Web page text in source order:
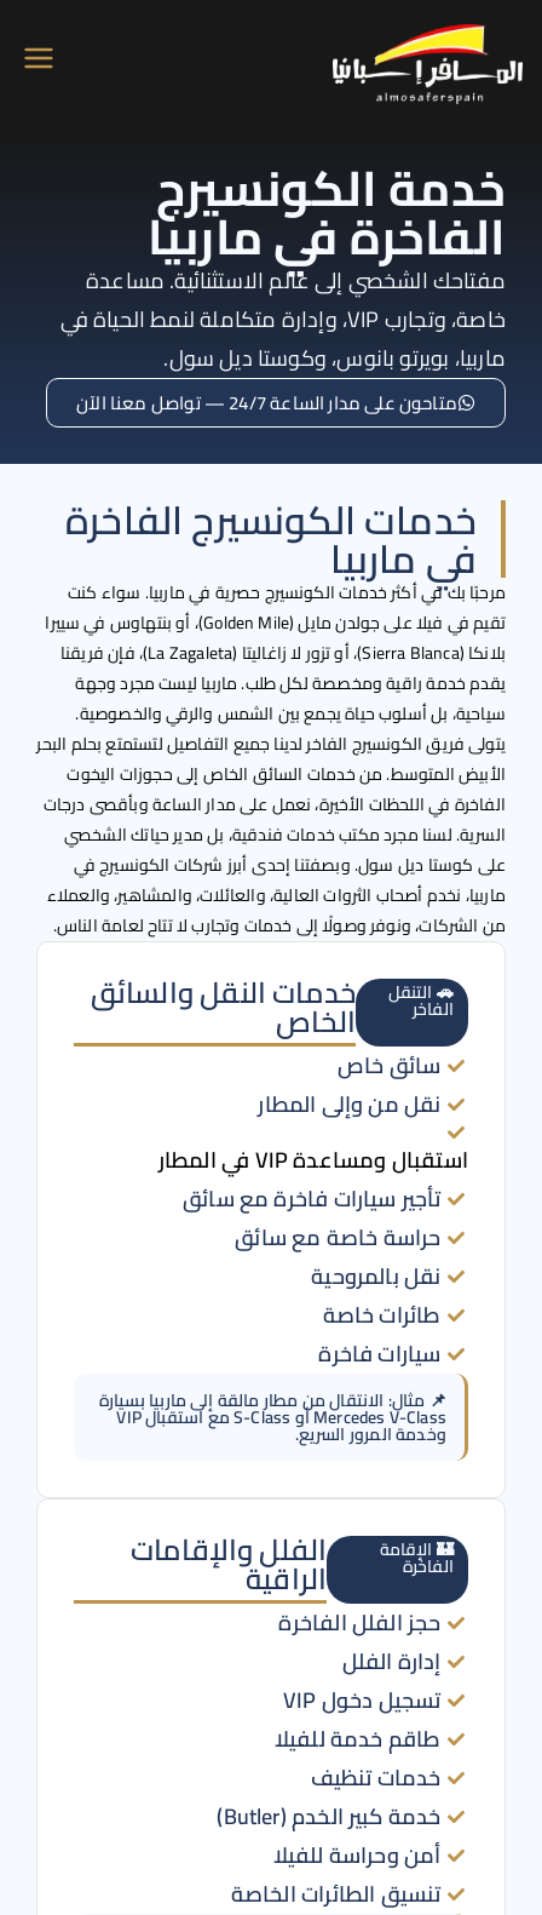
المسافر اسبانيا
تاجير سيارات وفلل بكل مدن اسبانيا
الكونسيرج
في ماربيا
الشخصي إلى عالم الاستثنائية. مساعدة
خاصة، وتجارب VIP، وإدارة متكاملة لنمط الحياة في
بويرتو بانوس، وكوستا ديل سول.
متاحون على مدار الساعة 24/7 — تواصل معنا الآن
خدمات الكونسيرج الفاخرة
في ماربيا
بك في أكثر خدمات الكونسيرج حصرية في ماربيا. سواء كنت
تقيم في فيلا على جولدن مايل (Golden Mile)، أو بنتهاوس في سييرا
بلانكا (Sierra Blanca)، أو تزور لا زاغاليتا (La Zagaleta)، فإن فريقنا
خدمة راقية ومخصصة لكل طلب. ماربيا ليست مجرد وجهة
بل أسلوب حياة يجمع بين الشمس والرقي والخصوصية.
فريق الكونسيرج الفاخر لدينا جميع التفاصيل لتستمتع بحلم البحر
المتوسط. من خدمات السائق الخاص إلى حجوزات اليخوت
في اللحظات الأخيرة، نعمل على مدار الساعة وبأقصى درجات
لسنا مجرد مكتب خدمات فندقية، بل مدير حياتك الشخصي
ديل سول. وبصفتنا إحدى أبرز شركات الكونسيرج في
نخدم أصحاب الثروات العالية، والعائلات، والمشاهير، والعملاء
ونوفر وصولًا إلى خدمات وتجارب لا تتاح لعامة الناس.
🚗 التنقل خدمات النقل والسائق
الخاص
سائق خاص
نقل من وإلى المطار
استقبال ومساعدة VIP في المطار
تأجير سيارات فاخرة مع سائق
حراسة خاصة مع سائق
نقل بالمروحية
طائرات خاصة
سيارات فاخرة
📌 مثال: الانتقال من مطار مالقة إلى ماربيا بسيارة
Mercedes V-Class أو S-Class مع استقبال VIP
وخدمة المرور السريع.
🏰 الإقامة
الفاخرة الفلل والإقامات
الراقية
حجز الفلل الفاخرة
إدارة الفلل
تسجيل دخول VIP
طاقم خدمة للفيلا
خدمات تنظيف
خدمة كبير الخدم (Butler)
أمن وحراسة للفيلا
تنسيق الطائرات الخاصة